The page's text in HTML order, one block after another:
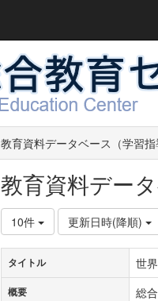
教育資料データベース（学習
教育資料デー
10件 更新日時(降順)
タイトル 世
概要 総